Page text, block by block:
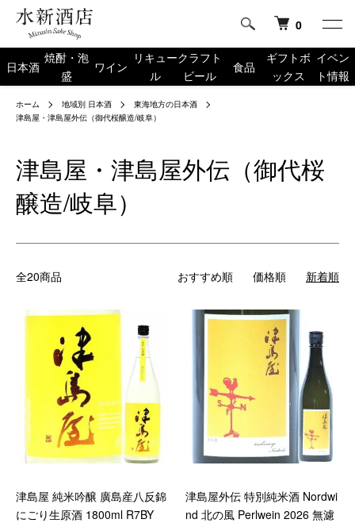
0
日本酒
焼酎・泡
盛
ワイン
リキュー
ル
クラフト
ビール
食品
ギフトボ
ックス
イベン
ト情報
ホーム 地域別 日本酒
東海地方の日本酒
津島屋・津島屋外伝（御代桜醸造/岐阜）
津島屋・津島屋外伝（御代桜
醸造/岐阜）
全20商品 おすすめ順 価格順 新着順
津島屋 純米吟醸 廣島産八反錦
にごり生原酒 1800ml R7BY
津島屋外伝 特別純米酒 Nordwi
nd 北の風 Perlwein 2026 無濾